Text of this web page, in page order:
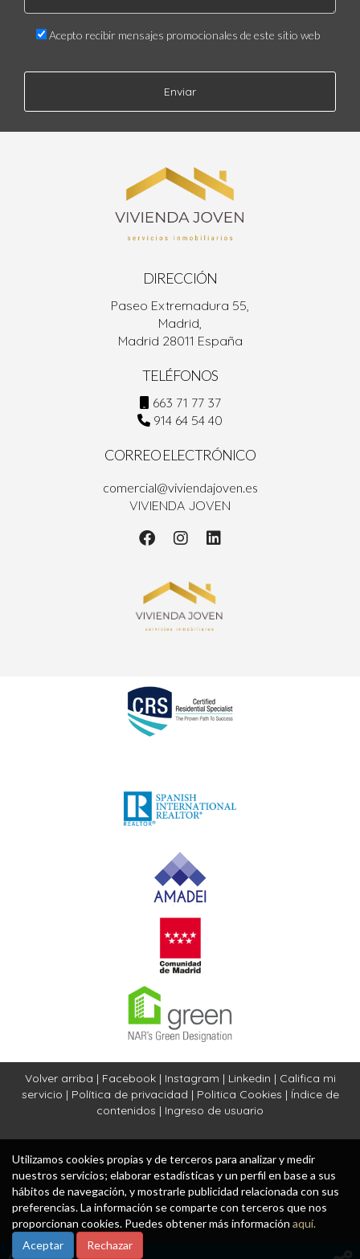
Acepto recibir mensajes promocionales de este sitio web
Enviar
DIRECCIÓN
Paseo Extremadura 55,
Madrid,
Madrid 28011 España
TELÉFONOS
663 71 77 37
914 64 54 40
CORREO ELECTRÓNICO
comercial@viviendajoven.es
VIVIENDA JOVEN
Volver arriba | Facebook| Instagram | Linkedin | Califica mi
servicio | Política de privacidad | Politica Cookies | Índice de
contenidos | Ingreso de usuario
Utilizamos cookies propias y de terceros para analizar y medir
nuestros servicios; elaborar estadísticas y un perfil en base a sus
hábitos de navegación, y mostrarle publicidad relacionada con sus
preferencias. La información se comparte con terceros que nos
proporcionan cookies. Puedes obtener más información aquí.
Aceptar
Rechazar